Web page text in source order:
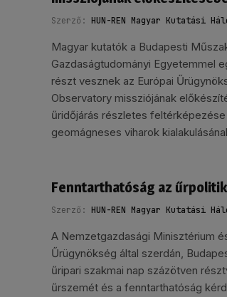
Szerző: HUN-REN Magyar Kutatási
Magyar kutatók a Budapesti
Gazdaságtudományi Egyetemmel
részt vesznek az Európai
Observatory missziójának
űridőjárás részletes feltérképezése
geomágneses viharok
Fenntarthatóság az
Szerző: HUN-REN Magyar Kutatási
A Nemzetgazdasági Minisztérium
Űrügynökség által szerdán,
űripari szakmai nap százötven
űrszemét és a fenntarthatóság